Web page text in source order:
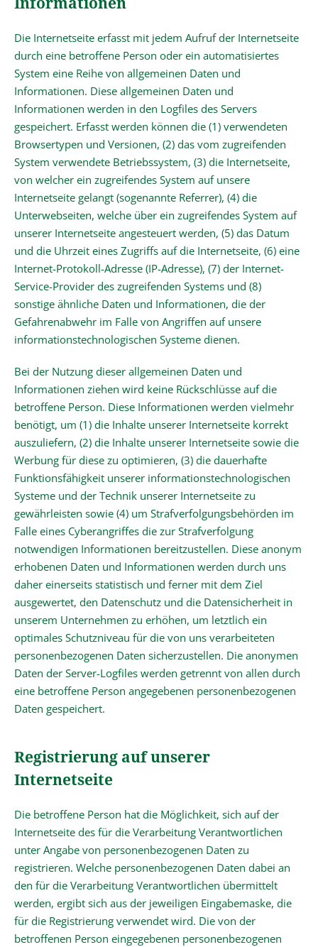
Die Internetseite erfasst mit jedem Aufruf der Internetseite
durch eine betroffene Person oder ein automatisiertes
System eine Reihe von allgemeinen Daten und
Informationen. Diese allgemeinen Daten und
Informationen werden in den Logfiles des Servers
gespeichert. Erfasst werden können die (1) verwendeten
Browsertypen und Versionen, (2) das vom zugreifenden
System verwendete Betriebssystem, (3) die Internetseite,
von welcher ein zugreifendes System auf unsere
Internetseite gelangt (sogenannte Referrer), (4) die
Unterwebseiten, welche über ein zugreifendes System auf
unserer Internetseite angesteuert werden, (5) das Datum
und die Uhrzeit eines Zugriffs auf die Internetseite, (6) eine
Internet-Protokoll-Adresse (IP-Adresse), (7) der Internet-
Service-Provider des zugreifenden Systems und (8)
sonstige ähnliche Daten und Informationen, die der
Gefahrenabwehr im Falle von Angriffen auf unsere
informationstechnologischen Systeme dienen.
Bei der Nutzung dieser allgemeinen Daten und
Informationen ziehen wird keine Rückschlüsse auf die
betroffene Person. Diese Informationen werden vielmehr
benötigt, um (1) die Inhalte unserer Internetseite korrekt
auszuliefern, (2) die Inhalte unserer Internetseite sowie die
Werbung für diese zu optimieren, (3) die dauerhafte
Funktionsfähigkeit unserer informationstechnologischen
Systeme und der Technik unserer Internetseite zu
gewährleisten sowie (4) um Strafverfolgungsbehörden im
Falle eines Cyberangriffes die zur Strafverfolgung
notwendigen Informationen bereitzustellen. Diese anonym
erhobenen Daten und Informationen werden durch uns
daher einerseits statistisch und ferner mit dem Ziel
ausgewertet, den Datenschutz und die Datensicherheit in
unserem Unternehmen zu erhöhen, um letztlich ein
optimales Schutzniveau für die von uns verarbeiteten
personenbezogenen Daten sicherzustellen. Die anonymen
Daten der Server-Logfiles werden getrennt von allen durch
eine betroffene Person angegebenen personenbezogenen
Daten gespeichert.
Registrierung auf unserer
Internetseite
Die betroffene Person hat die Möglichkeit, sich auf der
Internetseite des für die Verarbeitung Verantwortlichen
unter Angabe von personenbezogenen Daten zu
registrieren. Welche personenbezogenen Daten dabei an
den für die Verarbeitung Verantwortlichen übermittelt
werden, ergibt sich aus der jeweiligen Eingabemaske, die
für die Registrierung verwendet wird. Die von der
betroffenen Person eingegebenen personenbezogenen